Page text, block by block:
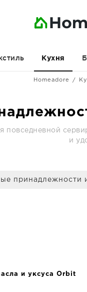
Кухня
Homeadore
повседневной
и
принадлежности
и уксуса Orbit